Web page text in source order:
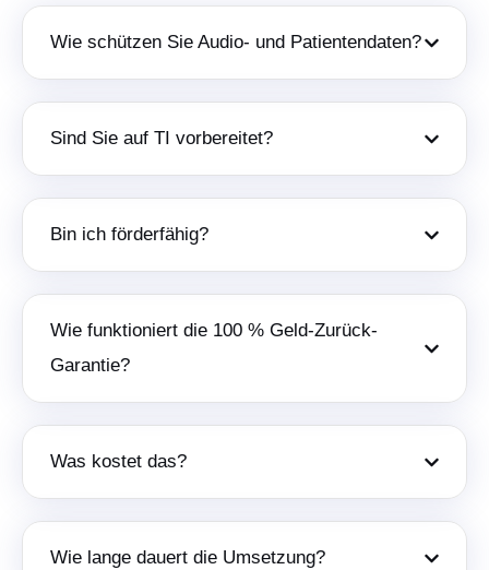
Wie schützen Sie Audio- und Patientendaten?
Sind Sie auf TI vorbereitet?
Bin ich förderfähig?
Wie funktioniert die 100 % Geld-Zurück-
Garantie?
Was kostet das?
Wie lange dauert die Umsetzung?